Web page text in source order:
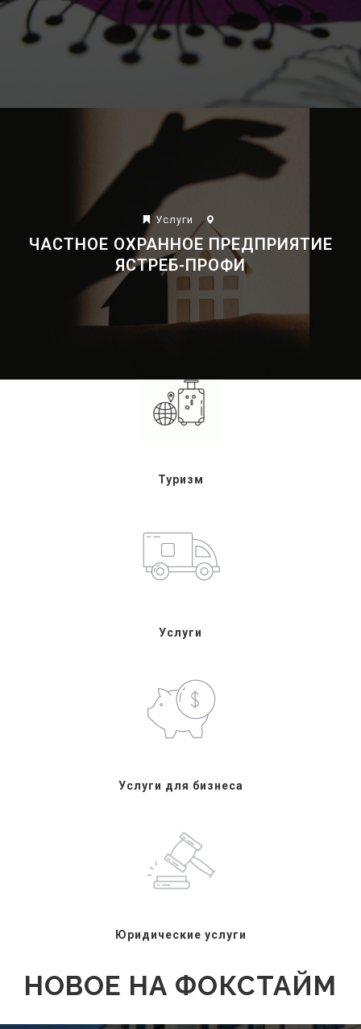
Услуги
ЧАСТНОЕ ОХРАННОЕ ПРЕДПРИЯТИЕ
ЯСТРЕБ-ПРОФИ
Строительство
Туризм
Услуги
Услуги для бизнеса
Юридические услуги
НОВОЕ НА ФОКСТАЙМ